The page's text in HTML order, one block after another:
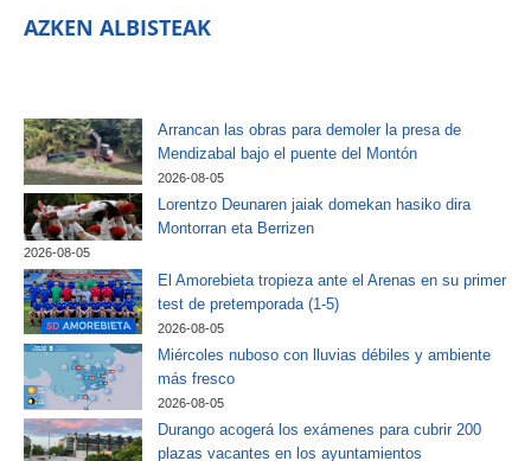
AZKEN ALBISTEAK
Arrancan las obras para demoler la presa de
Mendizabal bajo el puente del Montón
2026-08-05
Lorentzo Deunaren jaiak domekan hasiko dira
Montorran eta Berrizen
2026-08-05
El Amorebieta tropieza ante el Arenas en su primer
test de pretemporada (1-5)
2026-08-05
Miércoles nuboso con lluvias débiles y ambiente
más fresco
2026-08-05
Durango acogerá los exámenes para cubrir 200
plazas vacantes en los ayuntamientos